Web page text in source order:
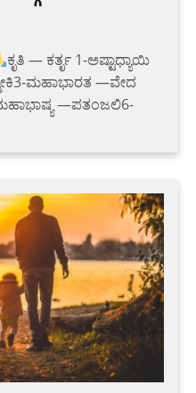
ಕೃತಿ — ಕರ್ತೃ 1-ಅಷ್ಟಾಧ್ಯಾಯಿ
ಮಹಾಭಾರತ —ವೇದ
ಮಹಾಭಾಷ್ಯ —ಪತಂಜಲಿ6-